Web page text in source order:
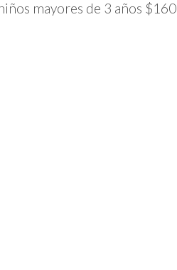
mayores de 3 años $160